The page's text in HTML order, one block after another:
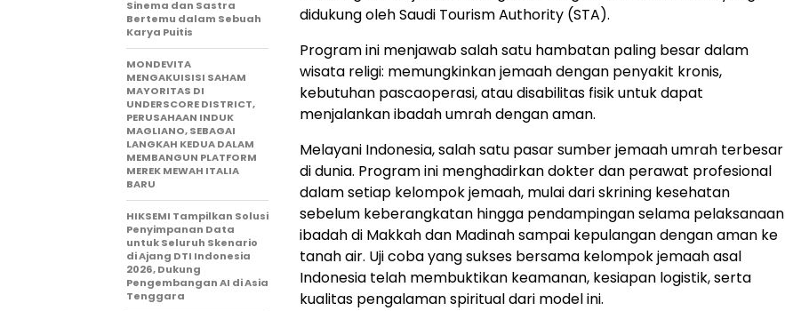
didukung oleh Saudi Tourism Authority (STA).
Program ini menjawab salah satu hambatan paling besar dalam
wisata religi: memungkinkan jemaah dengan penyakit kronis,
kebutuhan pascaoperasi, atau disabilitas fisik untuk dapat
menjalankan ibadah umrah dengan aman.
Melayani Indonesia, salah satu pasar sumber jemaah umrah terbesar
di dunia. Program ini menghadirkan dokter dan perawat profesional
dalam setiap kelompok jemaah, mulai dari skrining kesehatan
sebelum keberangkatan hingga pendampingan selama pelaksanaan
ibadah di Makkah dan Madinah sampai kepulangan dengan aman ke
tanah air. Uji coba yang sukses bersama kelompok jemaah asal
Indonesia telah membuktikan keamanan, kesiapan logistik, serta
kualitas pengalaman spiritual dari model ini.
Sinema dan Sastra
Bertemu dalam Sebuah
Karya Puitis
MONDEVITA
MENGAKUISISI SAHAM
MAYORITAS DI
UNDERSCORE DISTRICT,
PERUSAHAAN INDUK
MAGLIANO, SEBAGAI
LANGKAH KEDUA DALAM
MEMBANGUN PLATFORM
MEREK MEWAH ITALIA
BARU
HIKSEMI Tampilkan Solusi
Penyimpanan Data
untuk Seluruh Skenario
di Ajang DTI Indonesia
2026, Dukung
Pengembangan AI di Asia
Tenggara